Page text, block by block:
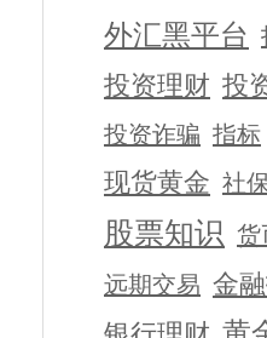
外汇黑平台
投资理财 投
投资诈骗 指标
现货黄金 社
股票知识 货
远期交易 金